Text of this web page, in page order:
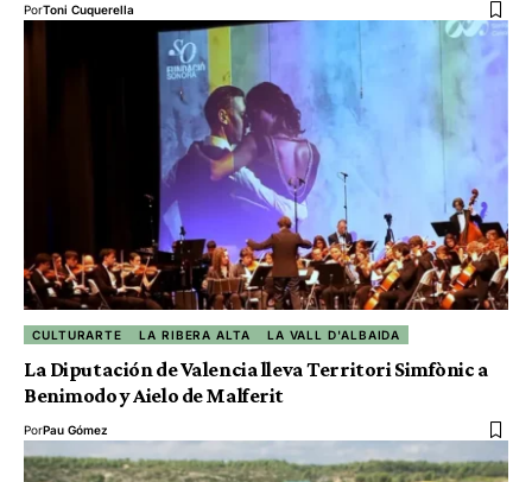
PorToni Cuquerella
CULTURARTE LA RIBERA ALTA LA VALL D'ALBAIDA
La Diputación de Valencia lleva Territori Simfònic a
Benimodo y Aielo de Malferit
PorPau Gómez